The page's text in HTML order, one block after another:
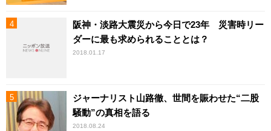
阪神・淡路大震災から今日で23年 災害時リー
ダーに最も求められることとは？
2018.01.17
ジャーナリスト山路徹、世間を賑わせた“二股
騒動”の真相を語る
2018.08.24